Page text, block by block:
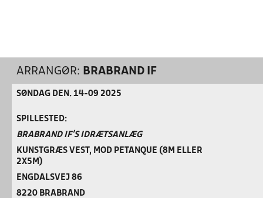
ARRANGØR: BRABRAND IF
SØNDAG DEN. 14-09 2025
SPILLESTED:
BRABRAND IF'S IDRÆTSANLÆG
KUNSTGRÆS VEST, MOD PETANQUE (8M ELLER
2X5M)
ENGDALSVEJ 86
8220 BRABRAND